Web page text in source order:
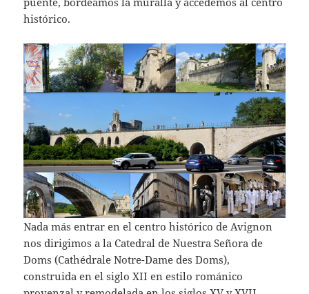
histórico.
Nada más entrar en el centro histórico de Avignon
nos dirigimos a la Catedral de Nuestra Señora de
Doms (Cathédrale Notre-Dame des Doms),
construida en el siglo XII en estilo románico